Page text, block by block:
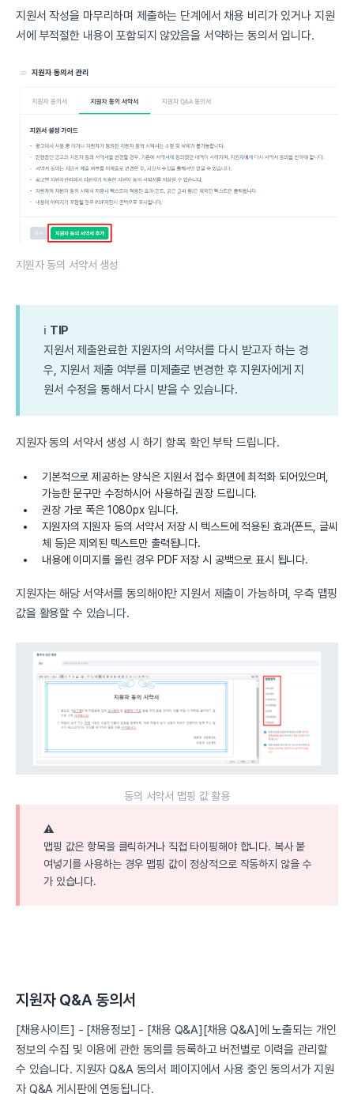
지원서 작성을 마무리하며 제출하는 단계에서 채용 비리가 있거나 지원
서에 부적절한 내용이 포함되지 않았음을 서약하는 동의서 입니다.
지원자 동의 서약서 생성
ℹ️ TIP
지원서 제출완료한 지원자의 서약서를 다시 받고자 하는 경
우, 지원서 제출 여부를 미제출로 변경한 후 지원자에게 지
원서 수정을 통해서 다시 받을 수 있습니다.
지원자 동의 서약서 생성 시 하기 항목 확인 부탁 드립니다.
기본적으로 제공하는 양식은 지원서 접수 화면에 최적화 되어있으며,
가능한 문구만 수정하시어 사용하길 권장 드립니다.
권장 가로 폭은 1080px 입니다.
지원자의 지원자 동의 서약서 저장 시 텍스트에 적용된 효과(폰트, 글씨
체 등)은 제외된 텍스트만 출력됩니다.
내용에 이미지를 올린 경우 PDF 저장 시 공백으로 표시 됩니다.
지원자는 해당 서약서를 동의해야만 지원서 제출이 가능하며, 우측 맵핑
값을 활용할 수 있습니다.
동의 서약서 맵핑 값 활용
⚠️
맵핑 값은 항목을 클릭하거나 직접 타이핑해야 합니다. 복사 붙
여넣기를 사용하는 경우 맵핑 값이 정상적으로 작동하지 않을 수
가 있습니다.
지원자 Q&A 동의서
[채용사이트] - [채용정보] - [채용 Q&A][채용 Q&A]에 노출되는 개인
정보의 수집 및 이용에 관한 동의를 등록하고 버전별로 이력을 관리할
수 있습니다. 지원자 Q&A 동의서 페이지에서 사용 중인 동의서가 지원
자 Q&A 게시판에 연동됩니다.